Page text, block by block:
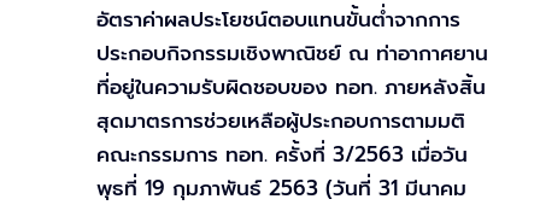
อัตราค่าผลประโยชน์ตอบแทนขั้นต่ำจากการ
ประกอบกิจกรรมเชิงพาณิชย์ ณ ท่าอากาศยาน
ที่อยู่ในความรับผิดชอบของ ทอท. ภายหลังสิ้น
สุดมาตรการช่วยเหลือผู้ประกอบการตามมติ
คณะกรรมการ ทอท. ครั้งที่ 3/2563 เมื่อวัน
พุธที่ 19 กุมภาพันธ์ 2563 (วันที่ 31 มีนาคม